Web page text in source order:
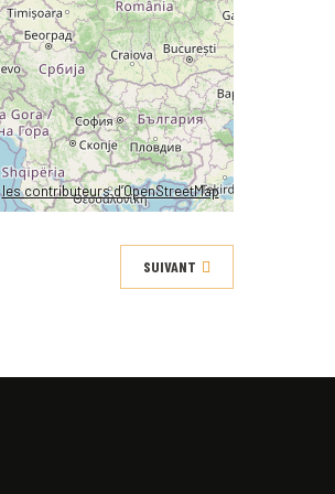
les contributeurs d’OpenStreetMap
SUIVANT